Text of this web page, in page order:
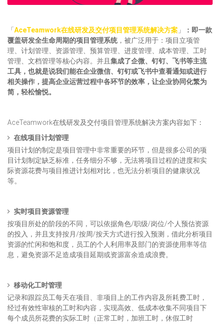
「 AceTeamwork在线研发及交付项目管理系统解决方案 」
：即一款
覆盖研发全生命周期的项目管理系统，被广泛用于：项目立项管
理、计划管理、资源管理、预算管理、进度管理、成本管理、工时
管理、文档管理等核心内容。并且 集成了企微、钉钉、飞书等主流
工具，也就是说我们能在企业微信、钉钉或飞书中查看通知或进行
相关操作，提高企业运营过程中各环节的效率，让企业协同化繁为
简，轻松愉悦。
AceTeamwork在线研发及交付项目管理系统解决方案内容如下：
在线项目计划管理
项目计划的制定是项目管理中非常重要的环节，但是很多公司的项
目计划制定缺乏标准，任务细分不够，无法将项目过程的进度和实
际资源花费与项目推进计划相对比，也无法分析项目的健康状况
等。
实时项目资源管理
按项目所处的阶段的不同，可以依据角色/职级/岗位/个人预估资源
的投入，并且支持按月/按周/按天方式进行投入预测，借此分析项目
资源的忙闲和饱和度，员工的个人利用率及部门的资源使用率等信
息，避免资源不足造成项目延期或资源富余造成浪费。
移动化工时管理
记录和跟踪员工每天在项目、非项目上的工作内容及所耗费工时，
经过有效性审核的工时和内容，实现高效、低成本收集不同项目下
每个成员所花费的实际工时（正常工时，加班工时，休假工时